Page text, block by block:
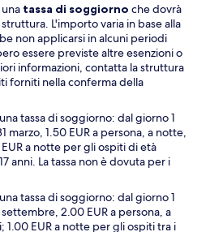
tassa di soggiorno che dovrà
L'importo varia in base alla
non applicarsi in alcuni periodi
essere previste altre esenzioni o
informazioni, contatta la struttura
forniti nella conferma della
tassa di soggiorno: dal giorno 1
marzo, 1.50 EUR a persona, a notte,
a notte per gli ospiti di età
anni. La tassa non è dovuta per i
tassa di soggiorno: dal giorno 1
2.00 EUR a persona, a
EUR a notte per gli ospiti tra i